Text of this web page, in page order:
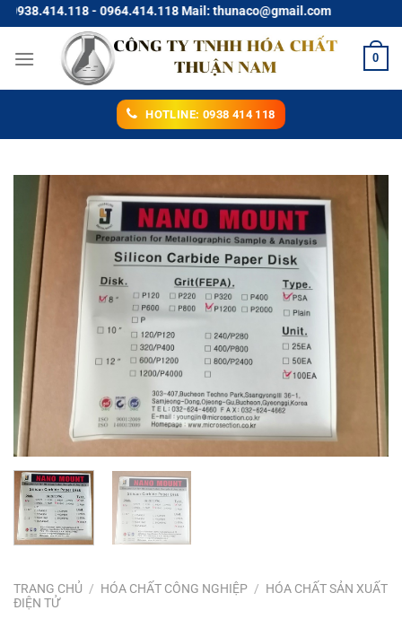
Chuyển
đến
nội
- 0964.414.118 Mail: thunaco@gmail.com
0
HOTLINE: 0938 414 118
TRANG CHỦ / HÓA CHẤT CÔNG NGHIỆP / HÓA CHẤT SẢN XUẤT
ĐIỆN TỬ